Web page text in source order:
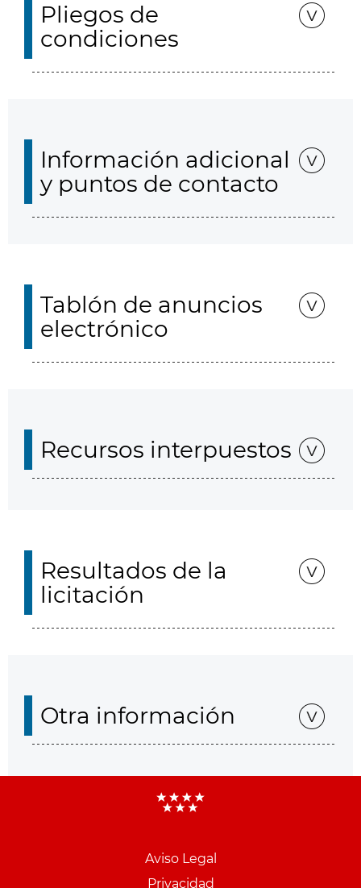
Pliegos de
condiciones
Información adicional
y puntos de contacto
Tablón de anuncios
electrónico
Recursos interpuestos
Resultados de la
licitación
Otra información
Aviso Legal
Privacidad